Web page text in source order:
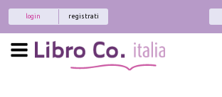
registrati
login